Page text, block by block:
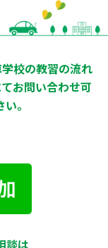
校の教習の流れ
お問い合わせ可
。
談は